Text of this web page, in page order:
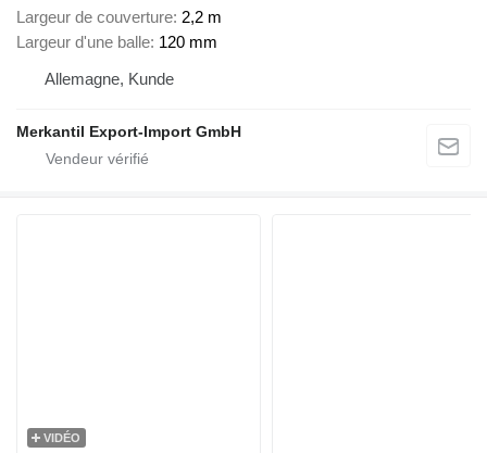
Largeur de couverture 2,2 m
Largeur d'une balle 120 mm
Allemagne, Kunde
Merkantil Export-Import GmbH
VIDÉO